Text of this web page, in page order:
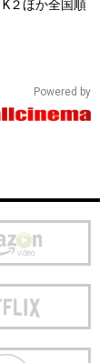
２ほか全国順
Powered by